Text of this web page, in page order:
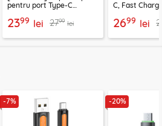
pentru port Type-C
2399 lei 2799 lei
C, Fast
2699 lei
-7% -20%